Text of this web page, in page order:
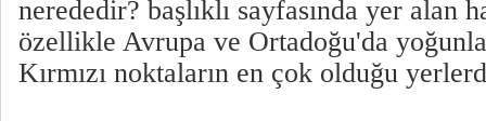
nerededir? başlıklı sayfasında yer alan
özellikle Avrupa ve Ortadoğu'da
Kırmızı noktaların en çok olduğu